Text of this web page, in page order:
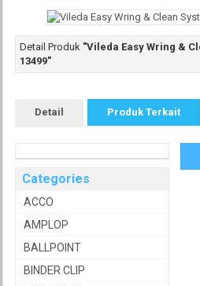
Detail Produk "Vileda Easy Wring &
13499"
Detail Produk Terkait
Categories
ACCO
AMPLOP
BALLPOINT
BINDER CLIP